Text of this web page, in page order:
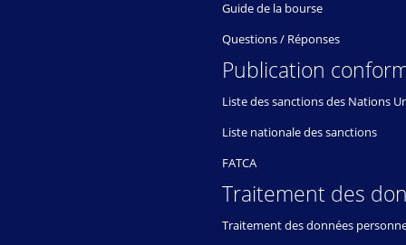
Guide de la bourse
Questions / Réponses
Publication
Liste des sanctions des Nations
Liste nationale des sanctions
FATCA
Traitement des
Traitement des données